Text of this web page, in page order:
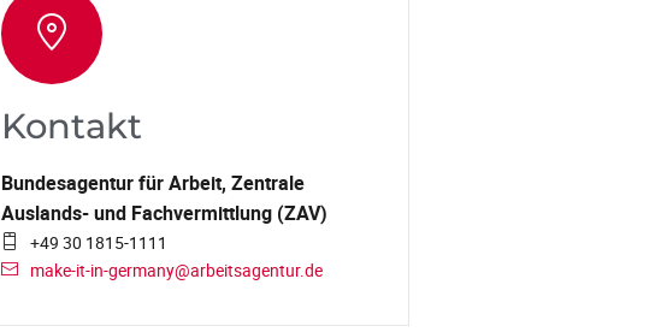
Kontakt
Bundesagentur für Arbeit, Zentrale
Auslands- und Fachvermittlung (ZAV)
+49 30 1815-1111
make-it-in-germany@arbeitsagentur.de